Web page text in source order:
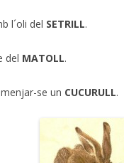
l´oli del SETRILL.
del MATOLL.
menjar-se un CUCURULL.